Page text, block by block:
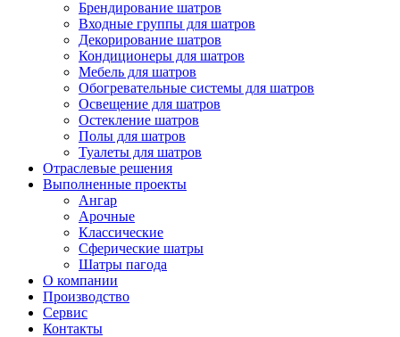
Брендирование шатров
Входные группы для шатров
Декорирование шатров
Кондиционеры для шатров
Мебель для шатров
Обогревательные системы для шатров
Освещение для шатров
Остекление шатров
Полы для шатров
Туалеты для шатров
Отраслевые решения
Выполненные проекты
Ангар
Арочные
Классические
Сферические шатры
Шатры пагода
О компании
Производство
Сервис
Контакты